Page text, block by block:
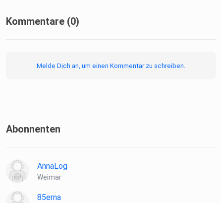
Kommentare (0)
Melde Dich an, um einen Kommentar zu schreiben.
Abonnenten
AnnaLog
Weimar
85erna